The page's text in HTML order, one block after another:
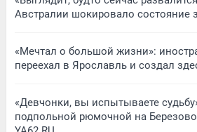
Австралии шокировало состояние
«Мечтал о большой жизни»:
переехал в Ярославль и создал
«Девчонки, вы испытываете
подпольной рюмочной на